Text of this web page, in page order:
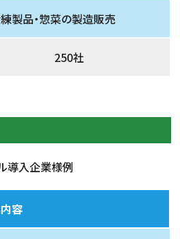
250社
製品・惣菜の製造販売
導入企業様例
容